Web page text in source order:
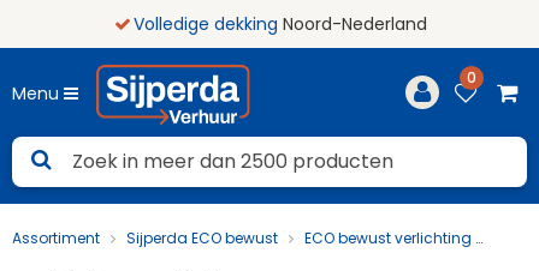
Volledige dekking Noord-Nederland
Menu
0
Assortiment Sijperda ECO bewust ECO bewust verlichting